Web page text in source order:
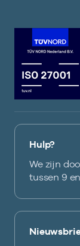
Hulp?
We zijn
tussen 9